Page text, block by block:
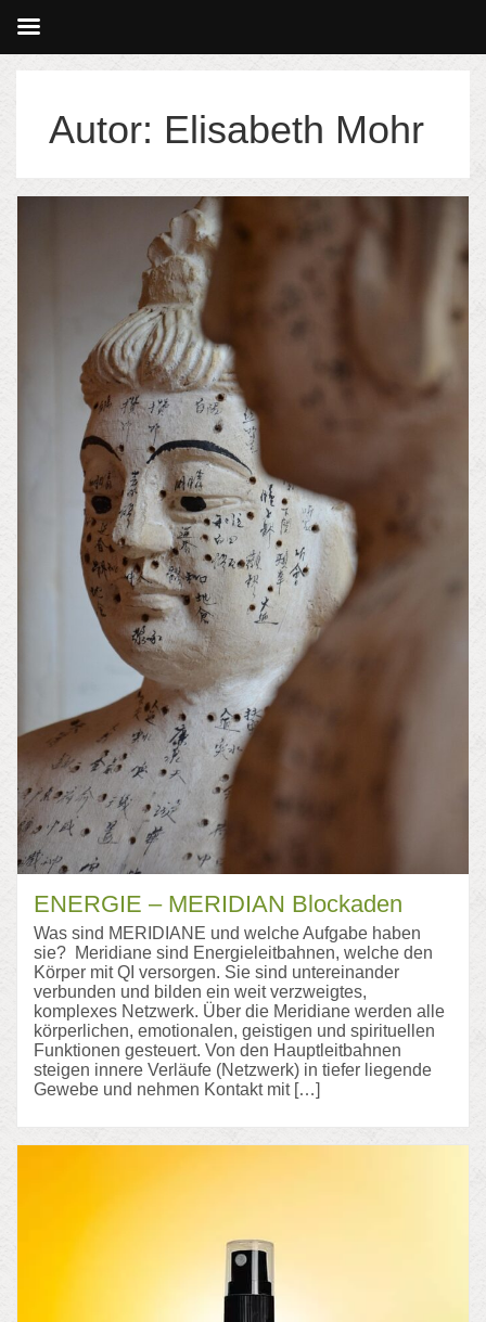
Autor: Elisabeth Mohr
ENERGIE – MERIDIAN Blockaden
Was sind MERIDIANE und welche Aufgabe haben
sie? Meridiane sind Energieleitbahnen, welche den
Körper mit QI versorgen. Sie sind untereinander
verbunden und bilden ein weit verzweigtes,
komplexes Netzwerk. Über die Meridiane werden alle
körperlichen, emotionalen, geistigen und spirituellen
Funktionen gesteuert. Von den Hauptleitbahnen
steigen innere Verläufe (Netzwerk) in tiefer liegende
Gewebe und nehmen Kontakt mit […]